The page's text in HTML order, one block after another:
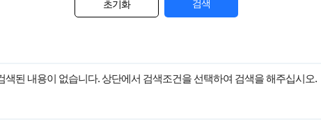
초기화 검색
색된 내용이 없습니다. 상단에서 검색조건을 선택하여 검색을 해주십시오.